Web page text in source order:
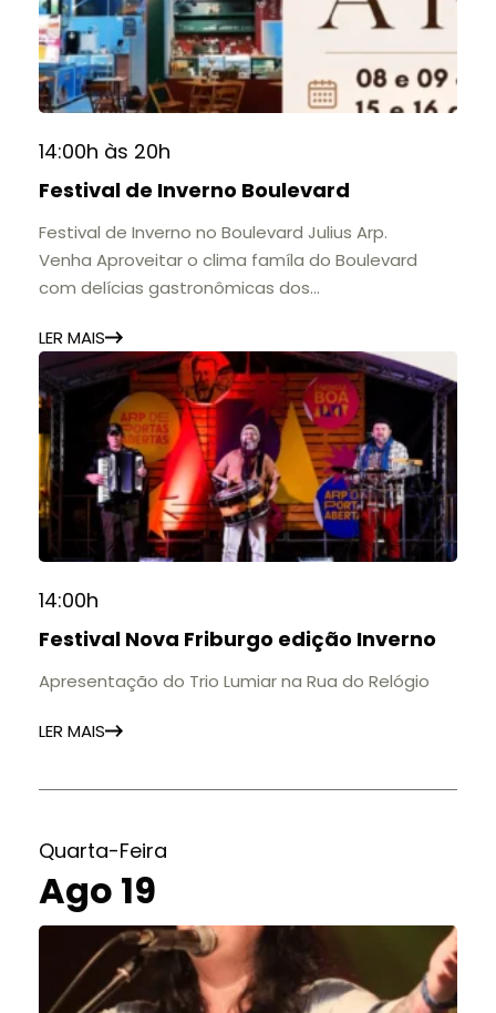
histórias e marcos que evidenciam sua
contribuição para a educação, a cultura e a
formação de gerações.
📍 Casarão Julius Arp
📅 Até 30 de setembro
11h às 17h
🎟️ Entrada gratuita.
14:00h às 20h
Festival de Inverno Boulevard
Festival de Inverno no Boulevard Julius Arp.
Venha Aproveitar o clima famíla do Boulevard
com delícias gastronômicas dos
LER MAIS
14:00h
Festival Nova Friburgo edição Inverno
Apresentação do Trio Lumiar na Rua do Relógio
LER MAIS
Quarta-Feira
Ago 19